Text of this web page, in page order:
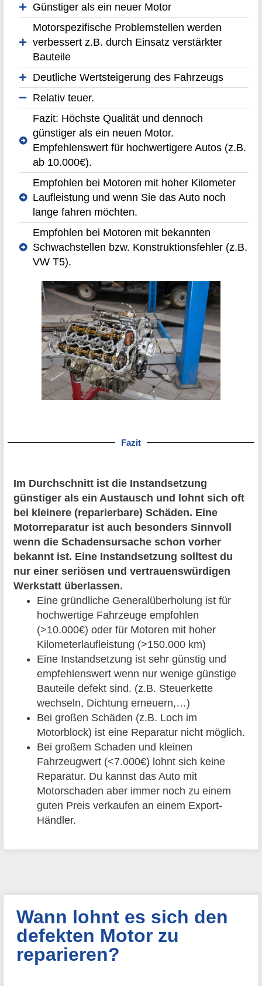
Günstiger als ein neuer Motor
Motorspezifische Problemstellen werden
verbessert z.B. durch Einsatz verstärkter
Bauteile
Deutliche Wertsteigerung des Fahrzeugs
Relativ teuer.
Fazit: Höchste Qualität und dennoch
günstiger als ein neuen Motor.
Empfehlenswert für hochwertigere Autos (z.B.
ab 10.000€).
Empfohlen bei Motoren mit hoher Kilometer
Laufleistung und wenn Sie das Auto noch
lange fahren möchten.
Empfohlen bei Motoren mit bekannten
Schwachstellen bzw. Konstruktionsfehler (z.B.
VW T5).
Fazit
Im Durchschnitt ist die Instandsetzung
günstiger als ein Austausch und lohnt sich oft
bei kleinere (reparierbare) Schäden. Eine
Motorreparatur ist auch besonders Sinnvoll
wenn die Schadensursache schon vorher
bekannt ist. Eine Instandsetzung solltest du
nur einer seriösen und vertrauenswürdigen
Werkstatt überlassen.
Eine gründliche Generalüberholung ist für
hochwertige Fahrzeuge empfohlen
(>10.000€) oder für Motoren mit hoher
Kilometerlaufleistung (>150.000 km)
Eine Instandsetzung ist sehr günstig und
empfehlenswert wenn nur wenige günstige
Bauteile defekt sind. (z.B. Steuerkette
wechseln, Dichtung erneuern,…)
Bei großen Schäden (z.B. Loch im
Motorblock) ist eine Reparatur nicht möglich.
Bei großem Schaden und kleinen
Fahrzeugwert (<7.000€) lohnt sich keine
Reparatur. Du kannst das Auto mit
Motorschaden aber immer noch zu einem
guten Preis verkaufen an einem Export-
Händler.
Wann lohnt es sich den
defekten Motor zu
reparieren?